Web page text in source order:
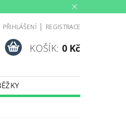
PŘIHLÁŠENÍ | REGISTRACE
KOŠÍK: 0 Kč